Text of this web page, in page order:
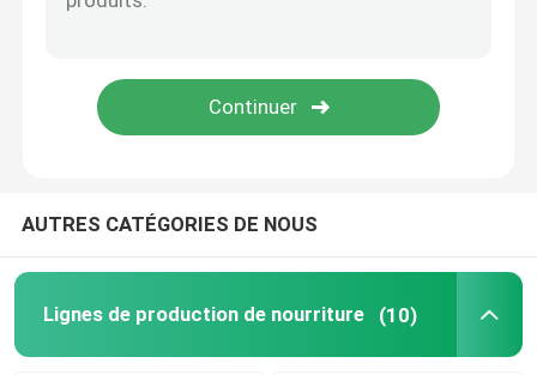
Machine à pain Lavash
beignet faisant la machine
Chaîne de production chinoise de tourte à la viande
AUTRES CATÉGORIES DE NOUS
Lignes de production de nourriture (10)